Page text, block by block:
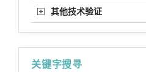
其他技术验证
关键字搜寻